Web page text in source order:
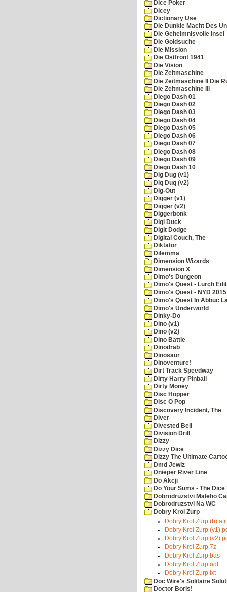
Dice Poker
Dicey
Dictionary Use
Die Dunkle Macht Des
Die Geheimnisvolle Insel
Die Goldsuche
Die Mission
Die Ostfront 1941
Die Vision
Die Zeitmaschine
Die Zeitmaschine II Die
Die Zeitmaschine III
Diego Dash 01
Diego Dash 02
Diego Dash 03
Diego Dash 04
Diego Dash 05
Diego Dash 06
Diego Dash 07
Diego Dash 08
Diego Dash 09
Diego Dash 10
Dig Dug (v1)
Dig Dug (v2)
Dig-Out
Digger (v1)
Digger (v2)
Diggerbonk
Digi Duck
Digit Dodge
Digital Couch, The
Diktator
Dilemma
Dimension Wizards
Dimension X
Dimo's Dungeon
Dimo's Quest - Lurch
Dimo's Quest - NYD
Dimo's Quest In Abbuc
Dimo's Underworld
Dinky-Do
Dino (v1)
Dino (v2)
Dino Battle
Dinodrab
Dinosaur
Dinoventure!
Dirt Track Speedway
Dirty Harry Pinball
Dirty Money
Disc Hopper
Disc O Pop
Discovery Incident, The
Diver
Divested Bell
Division Drill
Dizzy
Dizzy Dice
Dizzy The Ultimate
Dmd Jewlz
Dnieper River Line
Do Akcji
Do Your Sums - The
Dobrodruzstvi Maleho
Dobrodruzstvi Na WC
Dobry Krol Zurp
Dobry Krol Zurp (b).atr
Dobry Krol Zurp
Dobry Krol Zurp
Dobry Krol Zurp.7z
Dobry Krol Zurp.bas
Dobry Krol Zurp.odt
Dobry Krol Zurp.txt
Doc Wire's Solitaire
Doctor Boris!